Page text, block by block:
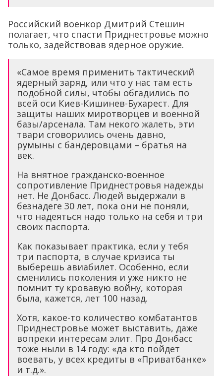
Российский военкор Дмитрий Стешин
полагает, что спасти Приднестровье можно
только, задействовав ядерное оружие.
«Самое время применить тактический
ядерный заряд, или что у нас там есть
подобной силы, чтобы обгадились по
всей оси Киев-Кишинев-Бухарест. Для
защиты наших миротворцев и военной
базы/арсенала. Там некого жалеть, эти
твари сговорились очень давно,
румыны с бандеровцами – братья на
век.
На внятное гражданско-военное
сопротивление Приднестровья надежды
нет. Не Донбасс. Людей выдержали в
безнадеге 30 лет, пока они не поняли,
что надеяться надо только на себя и три
своих паспорта.
Как показывает практика, если у тебя
три паспорта, в случае кризиса ты
выберешь авиабилет. Особенно, если
сменились поколения и уже никто не
помнит ту кровавую войну, которая
была, кажется, лет 100 назад.
Хотя, какое-то количество комбатантов
Приднестровье может выставить, даже
вопреки интересам элит. Про Донбасс
тоже ныли в 14 году: «да кто пойдет
воевать, у всех кредиты в «Приватбанке»
и т.д.».